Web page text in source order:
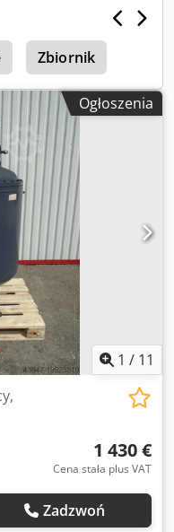
150 kg. Dedpfozh
funkcje: -
ręcznie regulowany
czas mieszania
0–180° -
- obracanie: ręcznie,
obsługą za
sterowania.
Zbiornik
Ogłoszenia
1 / 11
1 430 €
Cena stała plus VAT
Zadzwoń